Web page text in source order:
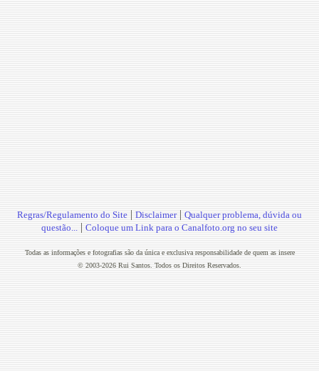
Regras/Regulamento do Site | Disclaimer| Qualquer problema, dúvida ou
questão... | Coloque um Link para o Canalfoto.org no seu site
Todas as informações e fotografias são da única e exclusiva responsabilidade de quem as insere
© 2003-2026 Rui Santos. Todos os Direitos Reservados.